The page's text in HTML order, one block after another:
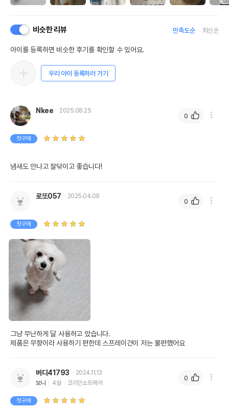
비슷한 리뷰 만족도순 최신순
아이를 등록하면 비슷한 후기를 확인할 수 있어요.
우리 아이 등록하러 가기
Nkee 2025.08.25
첫구매
냄새도 안나고 잘닦이고 좋습니다!
0
로또057 2025.04.09
첫구매
그냥 무난하게 달 사용하고 았습니다.
제품은 무향이라 사용하기 편한데 스프레이건이 저는 불편했어요
0
버디41793
2024.11.13
보니
4살 코리안쇼트헤어
첫구매
0